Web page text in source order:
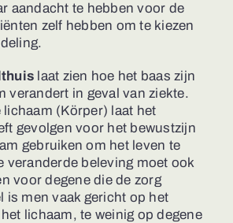
aandacht te hebben voor de
zelf hebben om te kiezen
laat zien hoe het baas zijn
verandert in geval van ziekte.
(Körper) laat het
gevolgen voor het bewustzijn
gebruiken om het leven te
veranderde beleving moet ook
voor degene die de zorg
is men vaak gericht op het
lichaam, te weinig op degene